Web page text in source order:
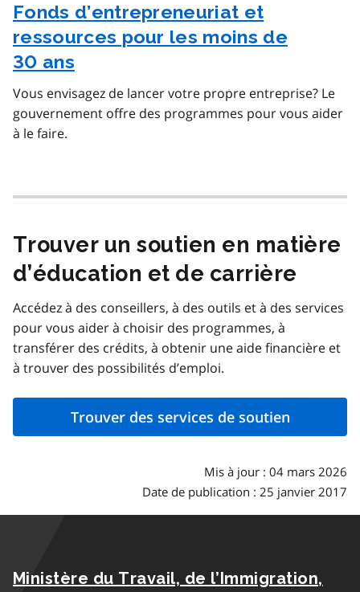
Fonds d’entrepreneuriat et
ressources pour les moins de
30 ans
Vous envisagez de lancer votre propre entreprise? Le
gouvernement offre des programmes pour vous aider
à le faire.
Trouver un soutien en matière
d’éducation et de carrière
Accédez à des conseillers, à des outils et à des services
pour vous aider à choisir des programmes, à
transférer des crédits, à obtenir une aide financière et
à trouver des possibilités d’emploi.
Trouver des services de soutien
Mis à jour : 04 mars 2026
Date de publication : 25 janvier 2017
Ministère du Travail, de l’Immigration,